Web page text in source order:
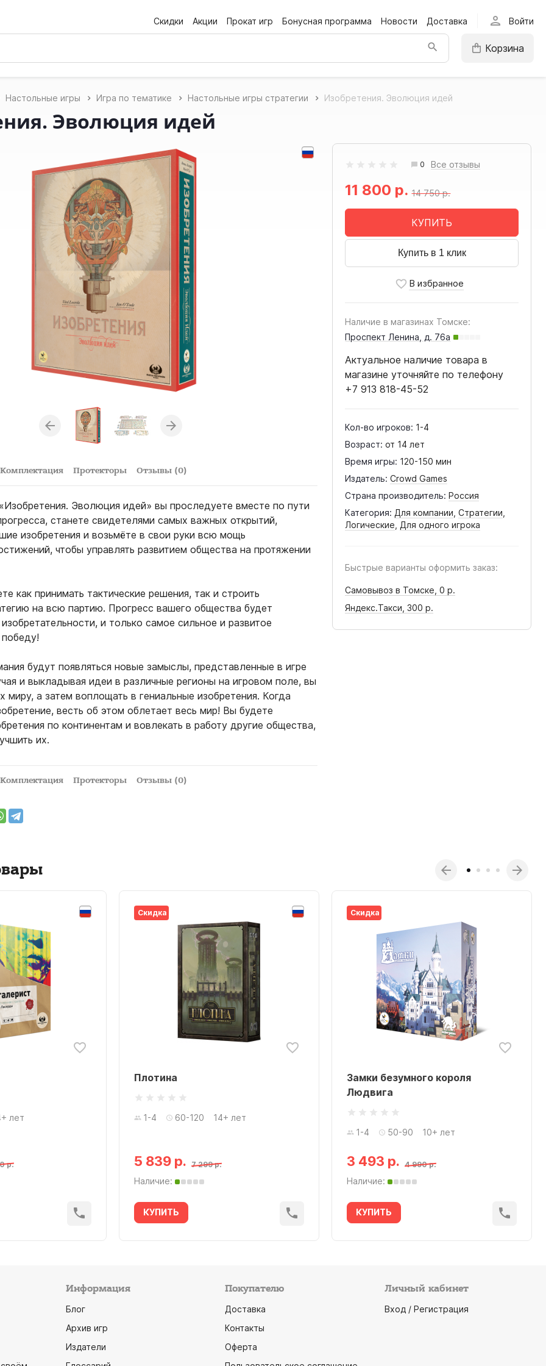
Скидки Акции Прокат игр Бонусная программа Новости Доставка person Войти
Корзина
Настольные игры Игра по тематике Настольные игры стратегии Изобретения. Эволюция идей
Эволюция идей
0
Все отзывы
14 750 р.
11 800 р.
КУПИТЬ
Купить в 1 клик
Наличие в магазинах Томске:
Проспект Ленина, д. 76а
Актуальное наличие товара в
магазине уточняйте по телефону
+7 913 818-45-52
Кол-во игроков: 1-4
Возраст: от 14 лет
Время игры: 120-150 мин
Издатель: Crowd Games
Страна производитель: Россия
Категория: Для компании ,Стратегии
Логические Для одного игрока
Быстрые варианты оформить заказ:
Самовывоз в Томске, 0 р.
Яндекс.Такси, 300 р.
Комплектация Протекторы Отзывы (0)
Эволюция идей» вы проследуете вместе по пути
станете свидетелями самых важных открытий,
изобретения и возьмёте в свои руки всю мощь
чтобы управлять развитием общества на протяжении
как принимать тактические решения, так и строить
на всю партию. Прогресс вашего общества будет
и только самое сильное и развитое
будут появляться новые замыслы, представленные в игре
и выкладывая идеи в различные регионы на игровом поле, вы
миру, а затем воплощать в гениальные изобретения. Когда
весть об этом облетает весь мир! Вы будете
по континентам и вовлекать в работу другие общества,
их.
Комплектация Протекторы Отзывы (0)
лет
р.
Скидка
Плотина
1-4 60-120 14+ лет
5 839 р. 7 299 р.
Наличие:
КУПИТЬ
Скидка
Замки безумного короля
Людвига
1-4 50-90 10+ лет
3 493 р. 4 990 р.
Наличие:
КУПИТЬ
Информация
Блог
Архив игр
Издатели
Покупателю
Доставка
Контакты
Оферта
Личный кабинет
Вход / Регистрация